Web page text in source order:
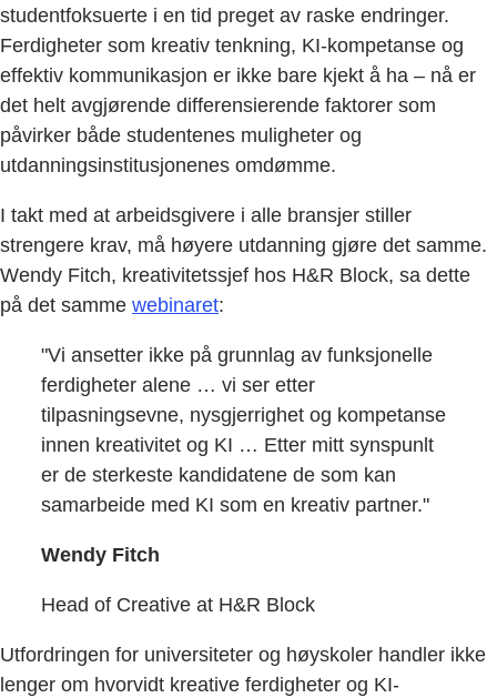
studentfoksuerte i en tid preget av raske endringer.
Ferdigheter som kreativ tenkning, KI-kompetanse og
effektiv kommunikasjon er ikke bare kjekt å ha – nå er
det helt avgjørende differensierende faktorer som
påvirker både studentenes muligheter og
utdanningsinstitusjonenes omdømme.
I takt med at arbeidsgivere i alle bransjer stiller
strengere krav, må høyere utdanning gjøre det samme.
Wendy Fitch, kreativitetssjef hos H&R Block, sa dette
på det samme webinaret:
"Vi ansetter ikke på grunnlag av funksjonelle
ferdigheter alene … vi ser etter
tilpasningsevne, nysgjerrighet og kompetanse
innen kreativitet og KI … Etter mitt synspunlt
er de sterkeste kandidatene de som kan
samarbeide med KI som en kreativ partner."
Wendy Fitch
Head of Creative at H&R Block
Utfordringen for universiteter og høyskoler handler ikke
lenger om hvorvidt kreative ferdigheter og KI-